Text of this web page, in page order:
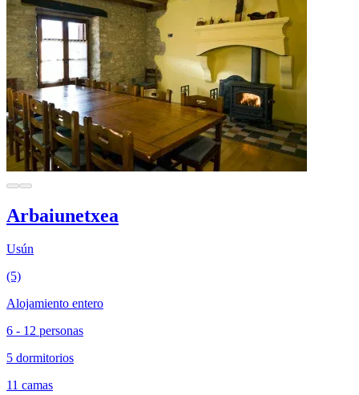
Arbaiunetxea
Usún
(5)
Alojamiento entero
6 - 12 personas
5 dormitorios
11 camas